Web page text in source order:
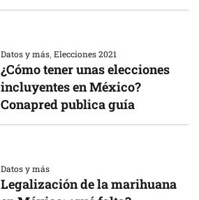
Datos y más,Elecciones 2021
¿Cómo tener unas elecciones
incluyentes en México?
Conapred publica guía
Datos y más
Legalización de la marihuana